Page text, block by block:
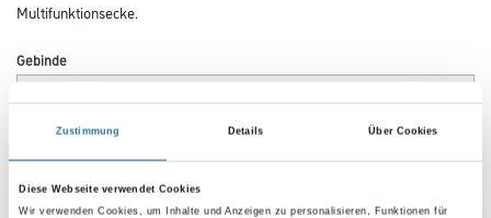
Zustimmung Details Über Cookies
Diese Webseite verwendet Cookies
Wir verwenden Cookies, um Inhalte und Anzeigen zu personalisieren, Funktionen für
Multifunktionsecke.
Gebinde
Umrechnungsfaktoren